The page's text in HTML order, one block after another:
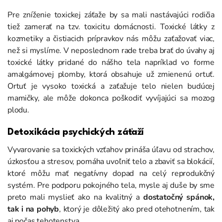
Pre zníženie toxickej záťaže by sa mali nastávajúci rodičia
tiež zamerať na tzv. toxicitu domácnosti. Toxické látky z
kozmetiky a čistiacich prípravkov nás môžu zaťažovať viac,
než si myslíme. V neposlednom rade treba brať do úvahy aj
toxické látky pridané do nášho tela napríklad vo forme
amalgámovej plomby, ktorá obsahuje už zmienenú ortuť.
Ortuť je vysoko toxická a zaťažuje telo nielen budúcej
mamičky, ale môže dokonca poškodiť vyvíjajúci sa mozog
plodu.
Detoxikácia psychických záťaží
Vyvarovanie sa toxických vzťahov prináša úľavu od strachov,
úzkosťou a stresov, pomáha uvoľniť telo a zbaviť sa blokácií,
ktoré môžu mať negatívny dopad na celý reprodukčný
systém. Pre podporu pokojného tela, mysle aj duše by sme
preto mali myslieť ako na kvalitný a dostatočný spánok,
tak i na pohyb, ktorý je dôležitý ako pred otehotnením, tak